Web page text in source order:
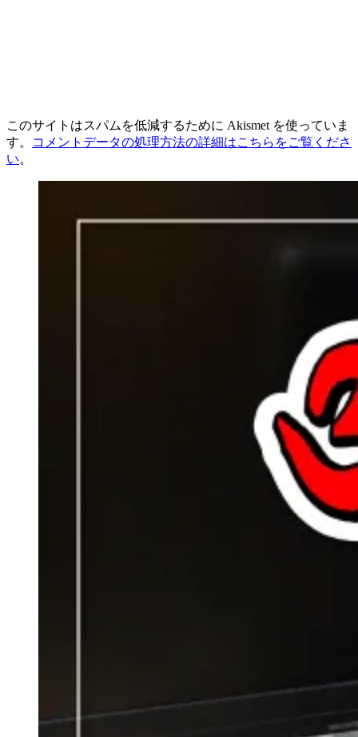
このサイトはスパムを低減するために Akismet を使っていま
す。
コメントデータの処理方法の詳細はこちらをご覧くださ
い。